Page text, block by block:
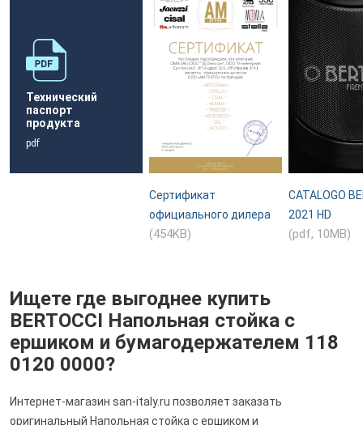
Технический
паспорт
продукта
pdf
Сертификат
официального дилера
(454KB)
CATALOGO
2021 HD
(pdf, 10MB)
Ищете где выгоднее купить
BERTOCCI Напольная стойка с
ершиком и бумагодержателем 118
0120 0000?
Интернет-магазин san-italy.ru позволяет заказать
оригинальный Напольная стойка с ершиком и